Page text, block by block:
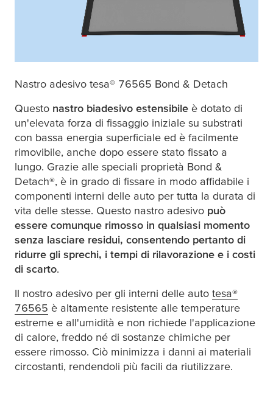
Nastro adesivo tesa® 76565 Bond & Detach
Questo nastro biadesivo estensibile è dotato di
un'elevata forza di fissaggio iniziale su substrati
con bassa energia superficiale ed è facilmente
rimovibile, anche dopo essere stato fissato a
lungo. Grazie alle speciali proprietà Bond &
Detach®, è in grado di fissare in modo affidabile i
componenti interni delle auto per tutta la durata di
vita delle stesse. Questo nastro adesivo può
essere comunque rimosso in qualsiasi momento
senza lasciare residui, consentendo pertanto di
ridurre gli sprechi, i tempi di rilavorazione e i costi
di scarto.
Il nostro adesivo per gli interni delle auto tesa®
76565 è altamente resistente alle temperature
estreme e all'umidità e non richiede l'applicazione
di calore, freddo né di sostanze chimiche per
essere rimosso. Ciò minimizza i danni ai materiali
circostanti, rendendoli più facili da riutilizzare.